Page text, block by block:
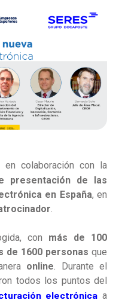
en colaboración con la
presentación de las
en España, en
.
con más de 100
de 1600 personas que
online. Durante el
todos los puntos del
electrónica a